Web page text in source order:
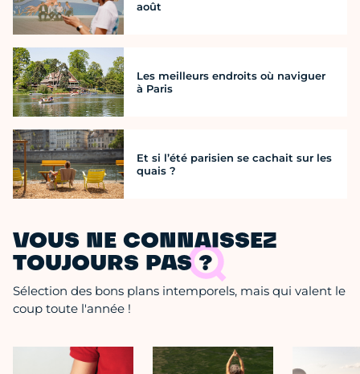
août
Les meilleurs endroits où naviguer
à Paris
Et si l’été parisien se cachait sur les
quais ?
VOUS NE CONNAISSEZ
TOUJOURS PAS ?
Sélection des bons plans intemporels, mais qui valent le
coup toute l'année !